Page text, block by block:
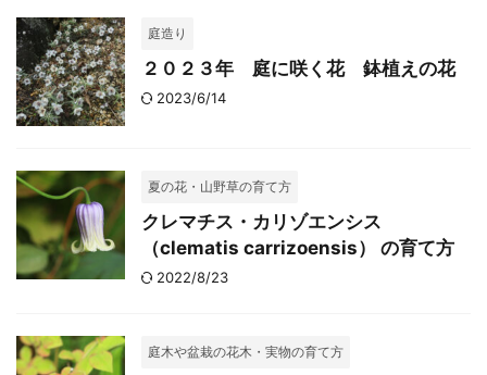
庭造り
２０２３年 庭に咲く花 鉢植えの花
2023/6/14
夏の花・山野草の育て方
クレマチス・カリゾエンシス
（clematis carrizoensis） の育て方
2022/8/23
庭木や盆栽の花木・実物の育て方